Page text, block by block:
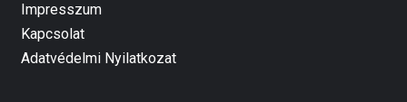
Impresszum
Kapcsolat
Adatvédelmi Nyilatkozat